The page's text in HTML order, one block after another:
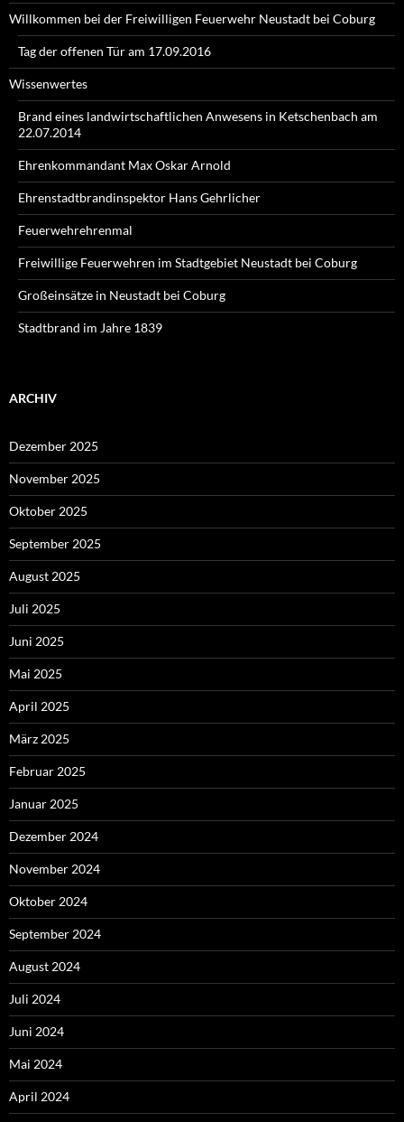
Willkommen bei der Freiwilligen Feuerwehr Neustadt bei Coburg
Tag der offenen Tür am 17.09.2016
Wissenwertes
Brand eines landwirtschaftlichen Anwesens in Ketschenbach am
22.07.2014
Ehrenkommandant Max Oskar Arnold
Ehrenstadtbrandinspektor Hans Gehrlicher
Feuerwehrehrenmal
Freiwillige Feuerwehren im Stadtgebiet Neustadt bei Coburg
Großeinsätze in Neustadt bei Coburg
Stadtbrand im Jahre 1839
ARCHIV
Dezember 2025
November 2025
Oktober 2025
September 2025
August 2025
Juli 2025
Juni 2025
Mai 2025
April 2025
März 2025
Februar 2025
Januar 2025
Dezember 2024
November 2024
Oktober 2024
September 2024
August 2024
Juli 2024
Juni 2024
Mai 2024
April 2024